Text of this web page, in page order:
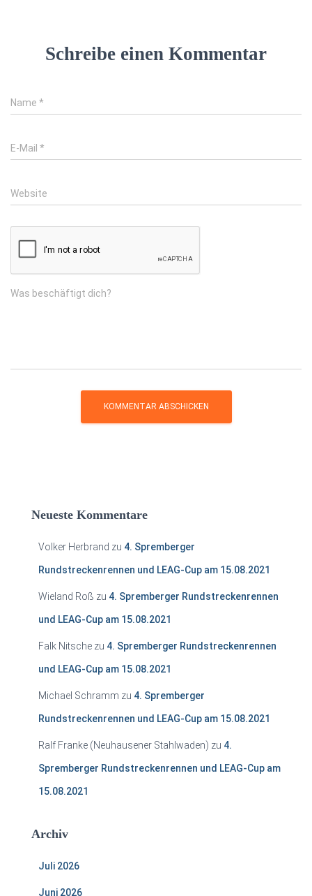
Schreibe einen Kommentar
Name *
E-Mail *
Website
Was beschäftigt dich?
Neueste Kommentare
Volker Herbrand zu 4. Spremberger
Rundstreckenrennen und LEAG-Cup am 15.08.2021
Wieland Roß zu 4. Spremberger Rundstreckenrennen
und LEAG-Cup am 15.08.2021
Falk Nitsche zu 4. Spremberger Rundstreckenrennen
und LEAG-Cup am 15.08.2021
Michael Schramm zu 4. Spremberger
Rundstreckenrennen und LEAG-Cup am 15.08.2021
Ralf Franke (Neuhausener Stahlwaden) zu 4.
Spremberger Rundstreckenrennen und LEAG-Cup am
15.08.2021
Archiv
Juli 2026
Juni 2026